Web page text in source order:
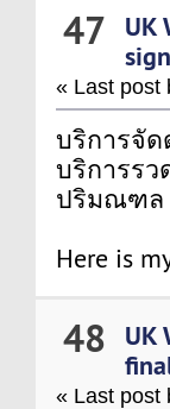
47 UK
« Last post
บริการจั
บริการรว
ปริมณฑล
Here is
48 UK
« Last post